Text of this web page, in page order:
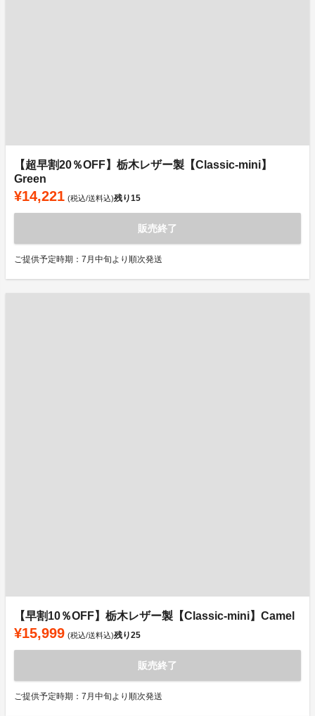
【超早割20％OFF】栃木レザー製【Classic-mini】
Green
¥14,221 (税込/送料込)残り15
販売終了
ご提供予定時期：7月中旬より順次発送
【早割10％OFF】栃木レザー製【Classic-mini】Camel
¥15,999 (税込/送料込)残り25
販売終了
ご提供予定時期：7月中旬より順次発送